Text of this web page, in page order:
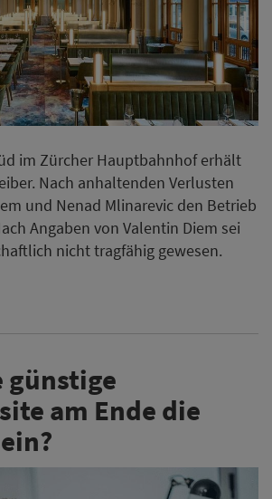
im Zürcher Hauptbahnhof erhält
Nach anhaltenden Verlusten
und Nenad Mlinarevic den Betrieb
Angaben von Valentin Diem sei
nicht tragfähig gewesen.
günstige
am Ende die